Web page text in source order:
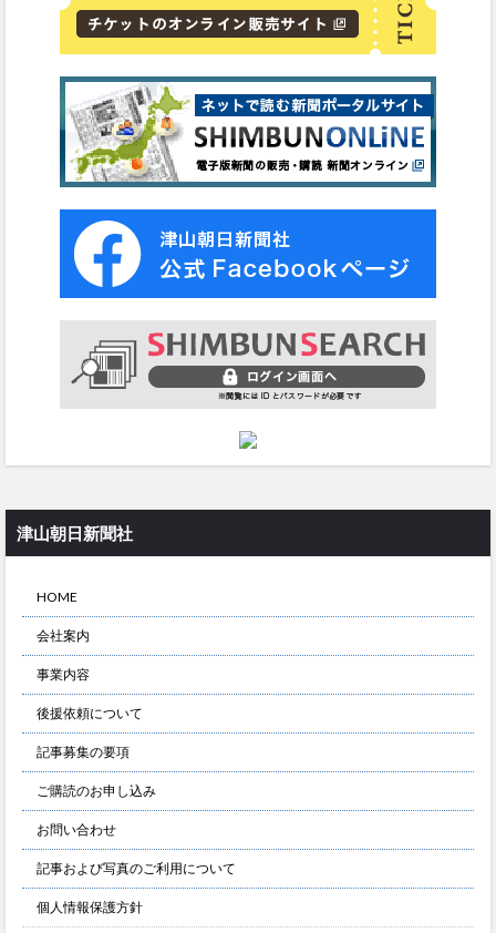
津山朝日新聞社
HOME
会社案内
事業内容
後援依頼について
記事募集の要項
ご購読のお申し込み
お問い合わせ
記事および写真のご利用について
個人情報保護方針